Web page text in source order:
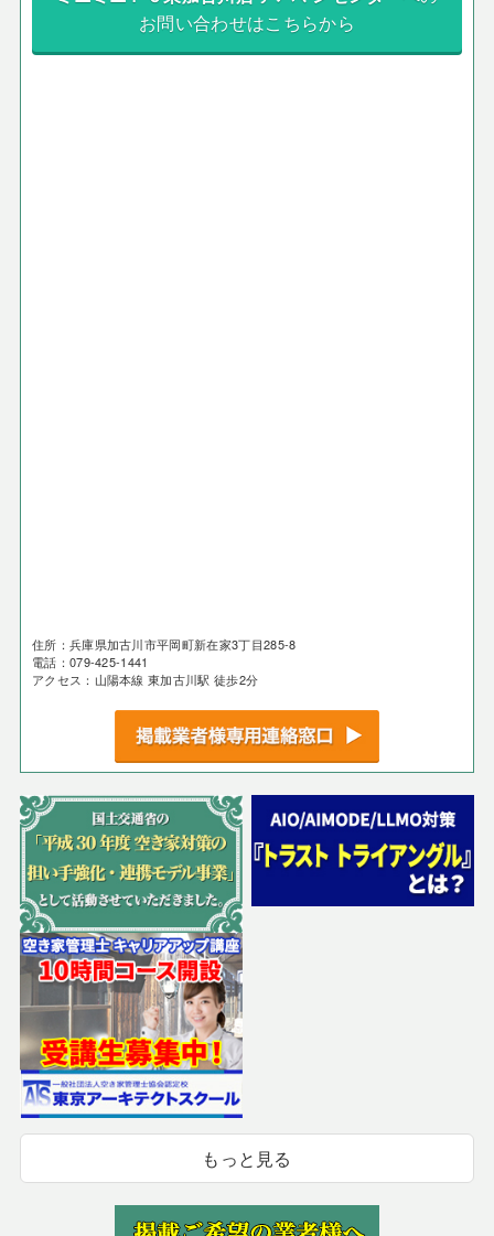
お問い合わせはこちらから
住所：兵庫県加古川市平岡町新在家3丁目285-8
電話：079-425-1441
アクセス：山陽本線 東加古川駅 徒歩2分
もっと見る